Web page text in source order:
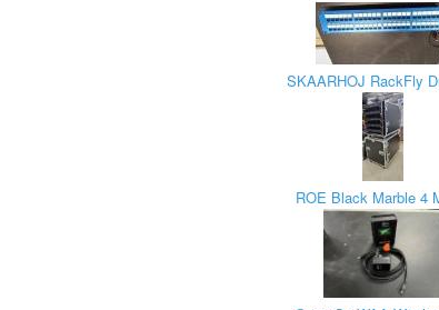
SKAARHOJ RackFly
ROE Black Marble 4